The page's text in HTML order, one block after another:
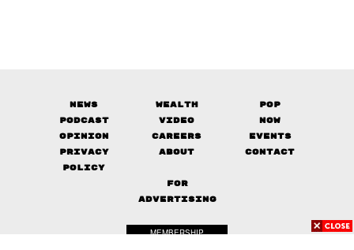
News Wealth
Pop
Podcast
Video
Now
Opinion
Careers
Events
Privacy
Policy
About Contact
FOR
ADVERTISING
MEMBERSHIP